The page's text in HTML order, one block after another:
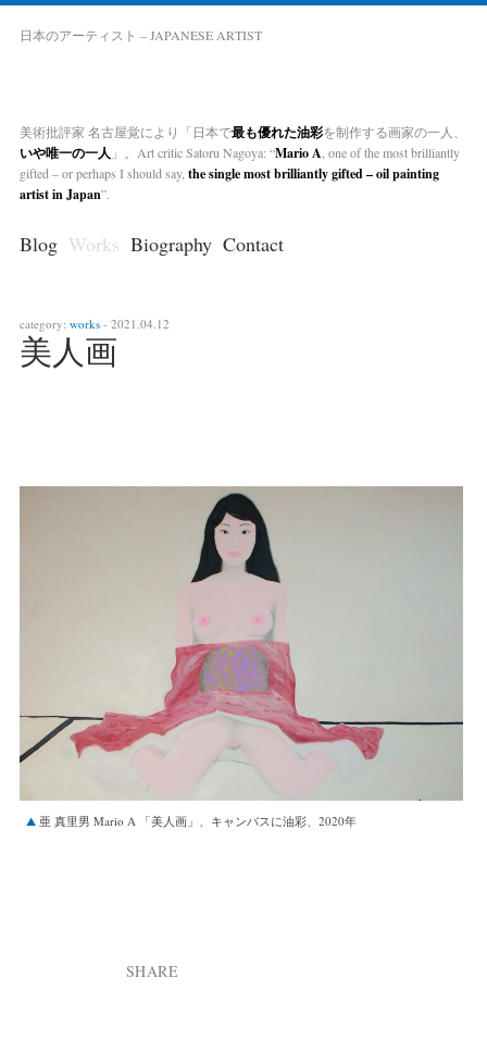
日本のアーティスト – JAPANESE ARTIST
美術批評家 名古屋覚により「日本で最も優れた油彩を制作する画家の一人、
いや唯一の一人 」。Art critic Satoru Nagoya: “Mario A , one of the most brilliantly
gifted – or perhaps I should say, the single most brilliantly gifted – oil painting
artist in Japan”.
Blog Works Biography Contact
category: works - 2021.04.12
美人画
亜 真里男 Mario A 「美人画」、キャンバスに油彩、2020年
SHARE